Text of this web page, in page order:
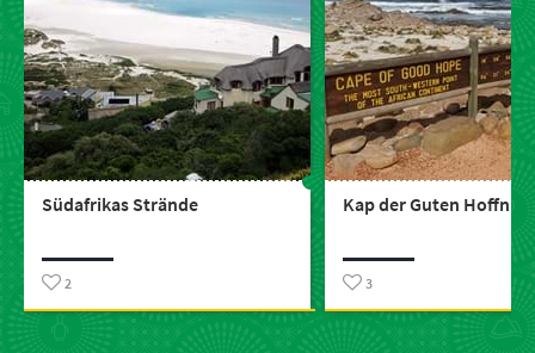
Südafrikas Strände
2
Kap der Guten
3